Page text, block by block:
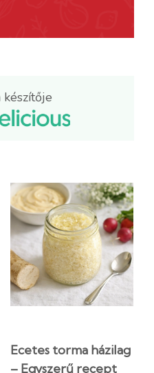
készítője
Ecetes torma házilag
– Egyszerű recept